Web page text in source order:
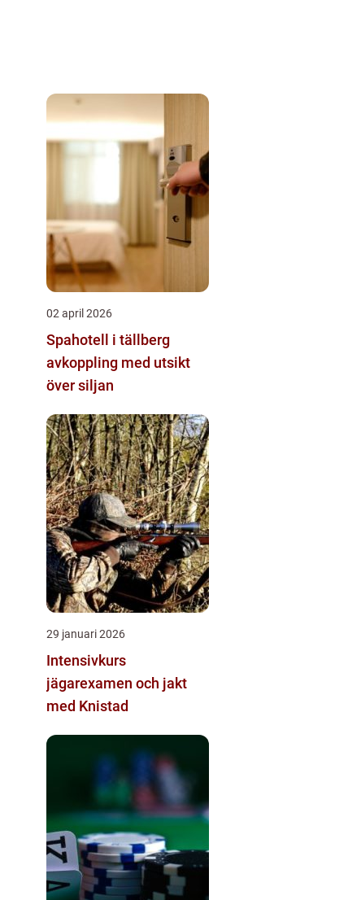
02 april 2026
Spahotell i tällberg
avkoppling med utsikt
över siljan
29 januari 2026
Intensivkurs
jägarexamen och jakt
med Knistad